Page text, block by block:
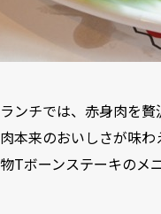
ランチでは、赤身肉を
肉本来のおいしさが味
物Tボーンステーキのメ